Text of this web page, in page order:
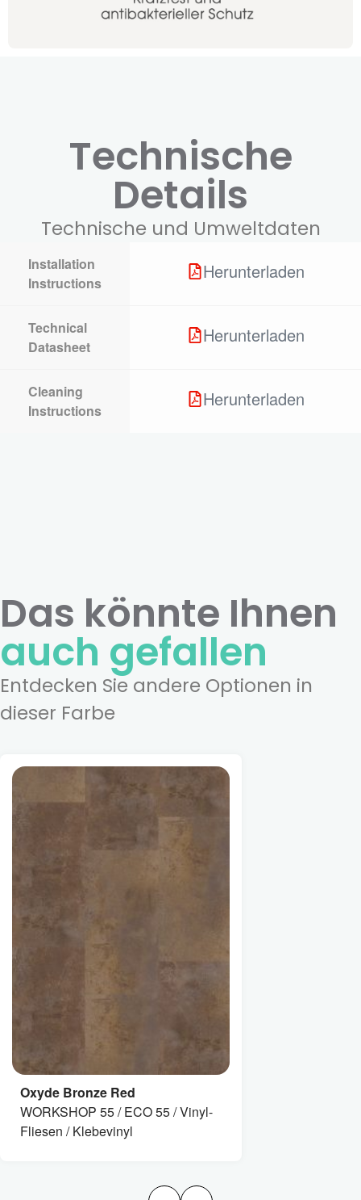
Technische
Details
Technische und Umweltdaten
Installation
Instructions
Herunterladen
Technical
Datasheet
Herunterladen
Cleaning
Instructions
Herunterladen
Das könnte Ihnen
auch gefallen
Entdecken Sie andere Optionen in
dieser Farbe
Oxyde Bronze Red
WORKSHOP 55 / ECO 55 / Vinyl-
Fliesen / Klebevinyl